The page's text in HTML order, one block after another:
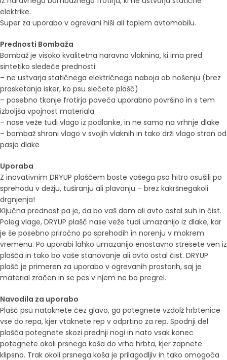
elektrike.
Super za uporabo v ogrevani hiši ali toplem avtomobilu.
Prednosti Bombaža
Bombaž je visoko kvalitetna naravna vlaknina, ki ima pred
sintetiko sledeče prednosti:
– ne ustvarja statičnega električnega naboja ob nošenju (brez
prasketanja isker, ko psu slečete plašč)
– posebno tkanje frotirja poveča uporabno površino in s tem
izboljša vpojnost materiala
– nase veže tudi vlago iz podlanke, in ne samo na vrhnje dlake
– bombaž shrani vlago v svojih vlaknih in tako drži vlago stran od
pasje dlake
Uporaba
Z inovativnim DRYUP plaščem boste vašega psa hitro osušili po
sprehodu v dežju, tuširanju ali plavanju – brez kakršnegakoli
drgnjenja!
Ključna prednost pa je, da bo vaš dom ali avto ostal suh in čist.
Poleg vlage, DRYUP plašč nase veže tudi umazanijo iz dlake, kar
je še posebno priročno po sprehodih in norenju v mokrem
vremenu. Po uporabi lahko umazanijo enostavno stresete ven iz
plašča in tako bo vaše stanovanje ali avto ostal čist. DRYUP
plašč je primeren za uporabo v ogrevanih prostorih, saj je
material zračen in se pes v njem ne bo pregrel.
Navodila za uporabo
Plašč psu nataknete čez glavo, ga potegnete vzdolž hrbtenice
vse do repa, kjer vtaknete rep v odprtino za rep. Spodnji del
plašča potegnete skozi prednji nogi in nato vsak konec
potegnete okoli prsnega koša do vrha hrbta, kjer zapnete
klipsno. Trak okoli prsnega koša je prilagodljiv in tako omogoča